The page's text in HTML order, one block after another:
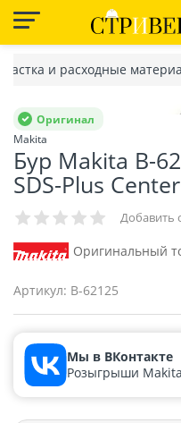
и расходные
Оригинал
Makita
Бур Makita B-
SDS-Plus
Добавить
Оригинальный
Артикул: B-62125
Мы в ВКонтакте
Розыгрыши